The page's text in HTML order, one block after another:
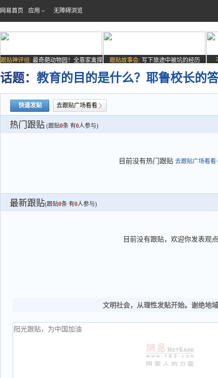
网易首页 应用 无障碍浏览
跟贴神评组: 最奇葩动物园！全靠家禽撑
场子
跟贴故事会: 写下旅途中被坑的经历
话题： 教育的目的是什么？耶鲁校长的
快速发贴 去跟贴广场看看
热门跟贴 (跟贴0条 有0人参与)
目前没有热门跟贴 去跟贴广场看看
最新跟贴(跟贴0条 有0人参与)
目前没有跟贴，欢迎你发表观点
文明社会，从理性发贴开始。谢绝地